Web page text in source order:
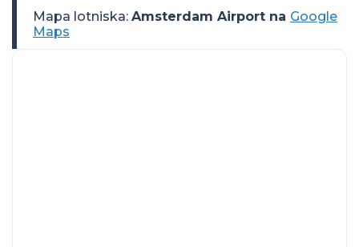
Mapa lotniska: Amsterdam Airport na Google
Maps